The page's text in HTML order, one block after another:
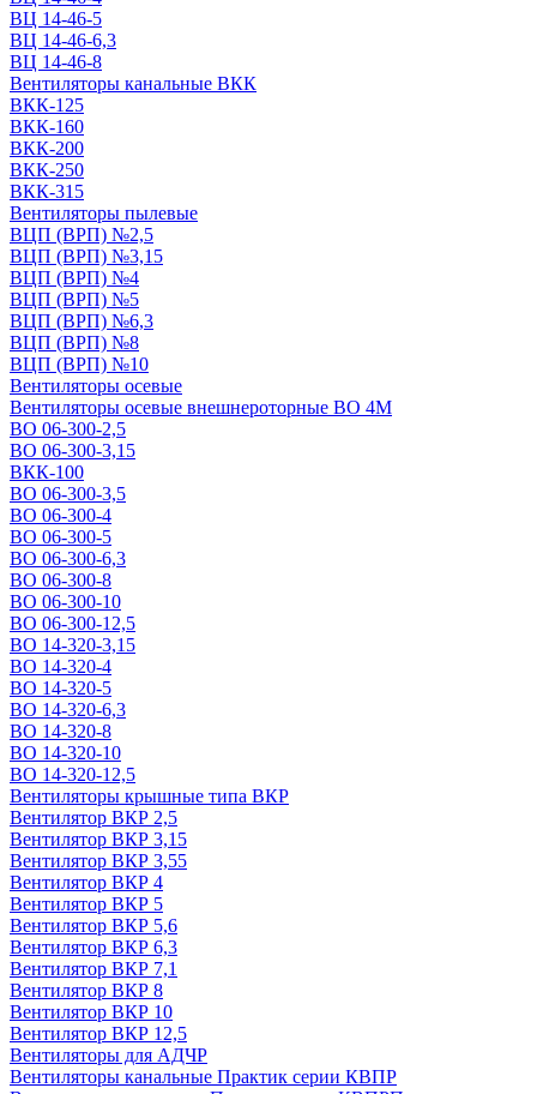
ВЦ 14-46-5
ВЦ 14-46-6,3
ВЦ 14-46-8
Вентиляторы канальные ВКК
ВКК-125
ВКК-160
ВКК-200
ВКК-250
ВКК-315
Вентиляторы пылевые
ВЦП (ВРП) №2,5
ВЦП (ВРП) №3,15
ВЦП (ВРП) №4
ВЦП (ВРП) №5
ВЦП (ВРП) №6,3
ВЦП (ВРП) №8
ВЦП (ВРП) №10
Вентиляторы осевые
Вентиляторы осевые внешнероторные ВО 4М
ВО 06-300-2,5
ВО 06-300-3,15
ВКК-100
ВО 06-300-3,5
ВО 06-300-4
ВО 06-300-5
ВО 06-300-6,3
ВО 06-300-8
ВО 06-300-10
ВО 06-300-12,5
ВО 14-320-3,15
ВО 14-320-4
ВО 14-320-5
ВО 14-320-6,3
ВО 14-320-8
ВО 14-320-10
ВО 14-320-12,5
Вентиляторы крышные типа ВКР
Вентилятор ВКР 2,5
Вентилятор ВКР 3,15
Вентилятор ВКР 3,55
Вентилятор ВКР 4
Вентилятор ВКР 5
Вентилятор ВКР 5,6
Вентилятор ВКР 6,3
Вентилятор ВКР 7,1
Вентилятор ВКР 8
Вентилятор ВКР 10
Вентилятор ВКР 12,5
Вентиляторы для АДЧР
Вентиляторы канальные Практик серии КВПР